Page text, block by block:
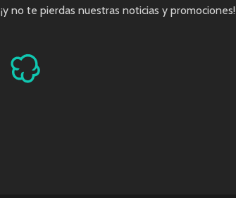
¡y no te pierdas nuestras noticias y promociones!